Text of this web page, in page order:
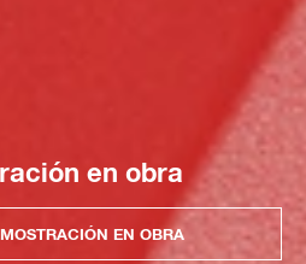
en obra
EN OBRA